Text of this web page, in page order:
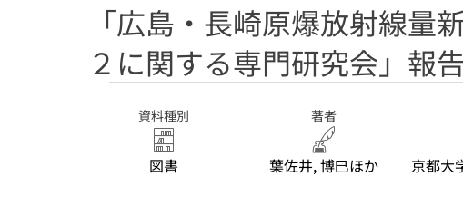
「広島・長崎原爆放射線量
２に関する専門研究会」報
資料種別
図書
著者
葉佐井, 博巳ほか 京都大